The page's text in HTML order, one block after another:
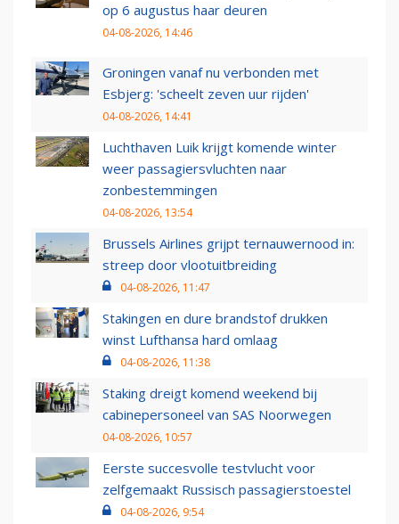
op 6 augustus haar deuren
04-08-2026, 14:46
Groningen vanaf nu verbonden met
Esbjerg: 'scheelt zeven uur rijden'
04-08-2026, 14:41
Luchthaven Luik krijgt komende winter
weer passagiersvluchten naar
zonbestemmingen
04-08-2026, 13:54
Brussels Airlines grijpt ternauwernood in:
streep door vlootuitbreiding
04-08-2026, 11:47
Stakingen en dure brandstof drukken
winst Lufthansa hard omlaag
04-08-2026, 11:38
Staking dreigt komend weekend bij
cabinepersoneel van SAS Noorwegen
04-08-2026, 10:57
Eerste succesvolle testvlucht voor
zelfgemaakt Russisch passagierstoestel
04-08-2026, 9:54